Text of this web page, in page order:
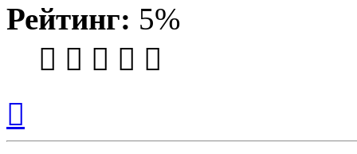
Рейтинг: 5%
началу